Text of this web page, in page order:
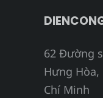
62 Đường
Hưng Hòa,
Chí Minh